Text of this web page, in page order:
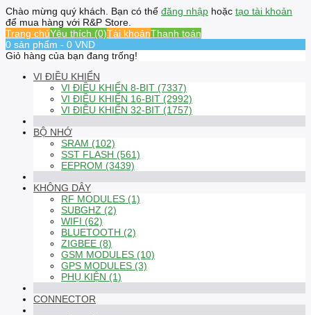
Chào mừng quý khách. Bạn có thể đăng nhập hoặc tạo tài khoản
để mua hàng với R&P Store.
Trang chủYêu thích (0)Tài khoảnThanh toán
0 sản phẩm - 0 VND
Giỏ hàng của bạn đang trống!
VI ĐIỀU KHIỂN
VI ĐIỀU KHIỂN 8-BIT (7337)
VI ĐIỀU KHIỂN 16-BIT (2992)
VI ĐIỀU KHIỂN 32-BIT (1757)
BỘ NHỚ
SRAM (102)
SST FLASH (561)
EEPROM (3439)
KHÔNG DÂY
RF MODULES (1)
SUBGHZ (2)
WIFI (62)
BLUETOOTH (2)
ZIGBEE (8)
GSM MODULES (10)
GPS MODULES (3)
PHỤ KIỆN (1)
CONNECTOR